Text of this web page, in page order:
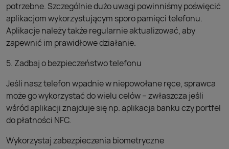
potrzebne. Szczególnie dużo uwagi powinniśmy poświęcić
aplikacjom wykorzystującym sporo pamięci telefonu.
Aplikacje należy także regularnie aktualizować, aby
zapewnić im prawidłowe działanie.
5. Zadbaj o bezpieczeństwo telefonu
Jeśli nasz telefon wpadnie w niepowołane ręce, sprawca
może go wykorzystać do wielu celów – zwłaszcza jeśli
wśród aplikacji znajduje się np. aplikacja banku czy portfel
do płatności NFC.
Wykorzystaj zabezpieczenia biometryczne